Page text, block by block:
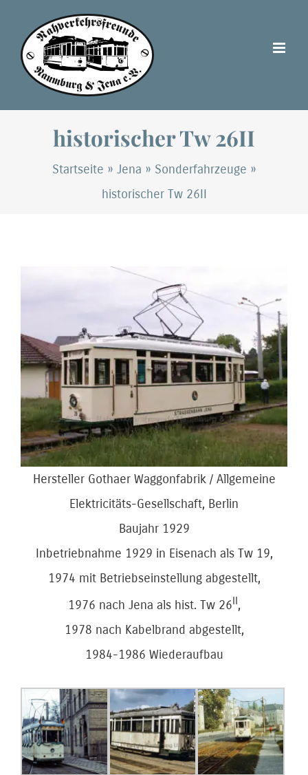
Inhalt
springen
historischer Tw 26II
Startseite » Jena » Sonderfahrzeuge »
historischer Tw 26II
Hersteller Gothaer Waggonfabrik / Allgemeine
Elektricitäts-Gesellschaft, Berlin
Baujahr 1929
Inbetriebnahme 1929 in Eisenach als Tw 19,
1974 mit Betriebseinstellung abgestellt,
1976 nach Jena als hist. Tw 26II,
1978 nach Kabelbrand abgestellt,
1984-1986 Wiederaufbau